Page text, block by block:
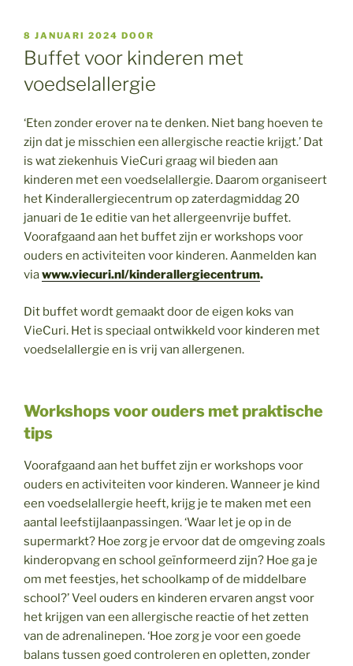
GEPLAATST
OP
8 JANUARI 2024 DOOR
Buffet voor kinderen met
voedselallergie
‘Eten zonder erover na te denken. Niet bang hoeven te
zijn dat je misschien een allergische reactie krijgt.’ Dat
is wat ziekenhuis VieCuri graag wil bieden aan
kinderen met een voedselallergie. Daarom organiseert
het Kinderallergiecentrum op zaterdagmiddag 20
januari de 1e editie van het allergeenvrije buffet.
Voorafgaand aan het buffet zijn er workshops voor
ouders en activiteiten voor kinderen. Aanmelden kan
viawww.viecuri.nl/kinderallergiecentrum.
Dit buffet wordt gemaakt door de eigen koks van
VieCuri. Het is speciaal ontwikkeld voor kinderen met
voedselallergie en is vrij van allergenen.
Workshops voor ouders met praktische
tips
Voorafgaand aan het buffet zijn er workshops voor
ouders en activiteiten voor kinderen. Wanneer je kind
een voedselallergie heeft, krijg je te maken met een
aantal leefstijlaanpassingen. ‘Waar let je op in de
supermarkt? Hoe zorg je ervoor dat de omgeving zoals
kinderopvang en school geïnformeerd zijn? Hoe ga je
om met feestjes, het schoolkamp of de middelbare
school?’ Veel ouders en kinderen ervaren angst voor
het krijgen van een allergische reactie of het zetten
van de adrenalinepen. ‘Hoe zorg je voor een goede
balans tussen goed controleren en opletten, zonder